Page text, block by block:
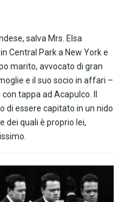
salva Mrs. Elsa
Central Park a New York e
marito, avvocato di gran
e il suo socio in affari –
tappa ad Acapulco. Il
di essere capitato in un nido
dei quali è proprio lei,